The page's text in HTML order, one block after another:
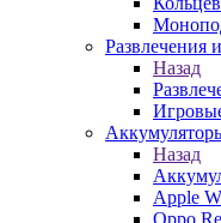
Развлечения
Назад
Назад
Apple
Oppo